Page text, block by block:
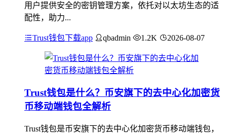
用户提供安全的密钥管理方案，依托对以太坊生态的适
配性，助力...
Trust钱包下载app qbadmin 1.2K 2026-08-07
Trust钱包是什么？币安旗下的去中心化加密货
币移动端钱包全解析
Trust钱包是币安旗下的去中心化加密货币移动端钱包，